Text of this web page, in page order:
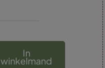
In
winkelmand